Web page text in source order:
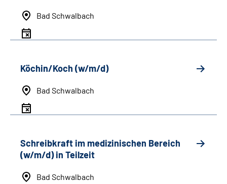
Bad Schwalbach
Köchin/Koch (w/m/d)
Bad Schwalbach
Schreibkraft im medizinischen Bereich
(w/m/d) in Teilzeit
Bad Schwalbach